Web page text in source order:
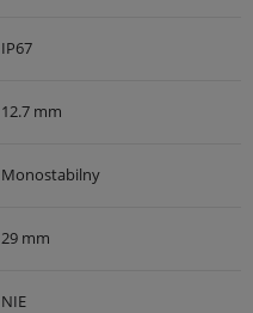
IP67
12.7 mm
Monostabilny
29 mm
NIE